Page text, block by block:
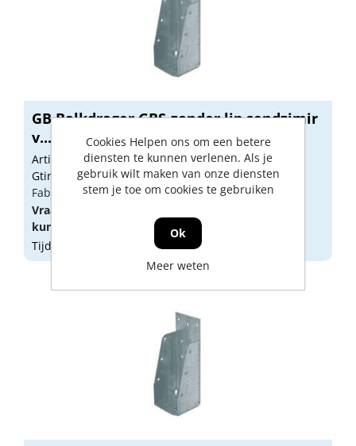
GB Balkdrager GBS-zonder lip sendzimir
v...
Artikelnummer: 1155772
Gtin: 8714318042707
Fabrikant artikel nummer: 09523.0010
Vraag een
kunnen zien.
Tijdelijk niet op voorraad
Cookies Helpen ons om een betere
diensten te kunnen verlenen. Als je
gebruik wilt maken van onze diensten
stem je toe om cookies te gebruiken
Ok
Meer weten